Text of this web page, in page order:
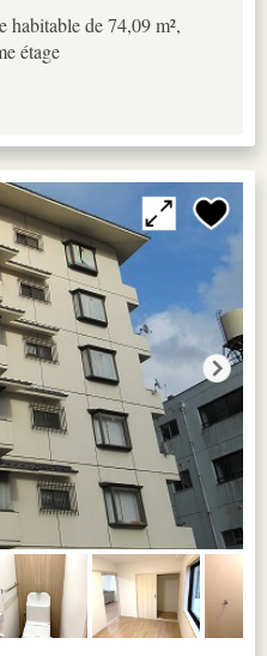
habitable de 74,09 m²,
étage